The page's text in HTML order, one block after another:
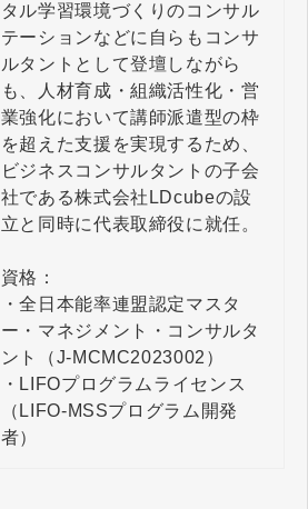
タル学習環境づくりのコンサル
テーションなどに自らもコンサ
ルタントとして登壇しながら
も、人材育成・組織活性化・営
業強化において講師派遣型の枠
を超えた支援を実現するため、
ビジネスコンサルタントの子会
社である株式会社LDcubeの設
立と同時に代表取締役に就任。
資格：
・全日本能率連盟認定マスタ
ー・マネジメント・コンサルタ
ント（J-MCMC2023002）
・LIFOプログラムライセンス
（LIFO-MSSプログラム開発
者）